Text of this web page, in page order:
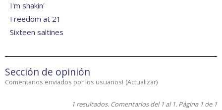
I'm shakin'
Freedom at 21
Sixteen saltines
Sección de opinión
Comentarios enviados por los usuarios! (Actualizar)
1 resultados. Comentarios del 1 al 1. Página 1 de 1